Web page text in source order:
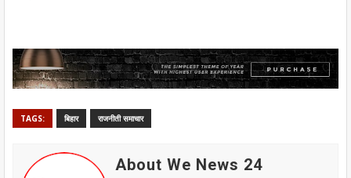
TAGS: बिहार राजनीती समाचार
About We News 24